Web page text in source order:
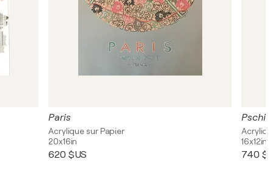
Paris
Acrylique sur Papier
20x16in
620 $US
Pschiiit
16x12in
740